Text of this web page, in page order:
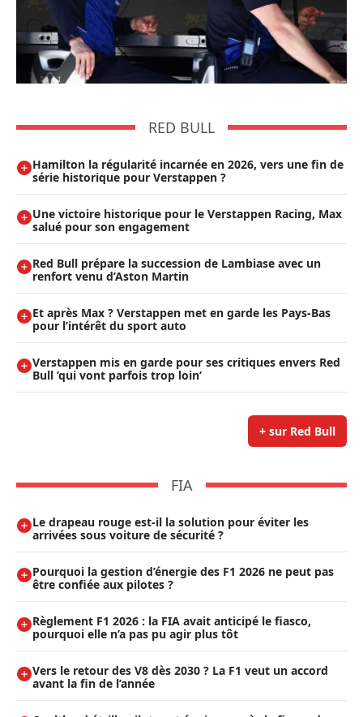
RED BULL
Hamilton la régularité incarnée en 2026, vers une fin de
série historique pour Verstappen ?
Une victoire historique pour le Verstappen Racing, Max
salué pour son engagement
Red Bull prépare la succession de Lambiase avec un
renfort venu d’Aston Martin
Et après Max ? Verstappen met en garde les Pays-Bas
pour l’intérêt du sport auto
Verstappen mis en garde pour ses critiques envers Red
Bull ’qui vont parfois trop loin’
+ sur Red Bull
FIA
Le drapeau rouge est-il la solution pour éviter les
arrivées sous voiture de sécurité ?
Pourquoi la gestion d’énergie des F1 2026 ne peut pas
être confiée aux pilotes ?
Règlement F1 2026 : la FIA avait anticipé le fiasco,
pourquoi elle n’a pas pu agir plus tôt
Vers le retour des V8 dès 2030 ? La F1 veut un accord
avant la fin de l’année